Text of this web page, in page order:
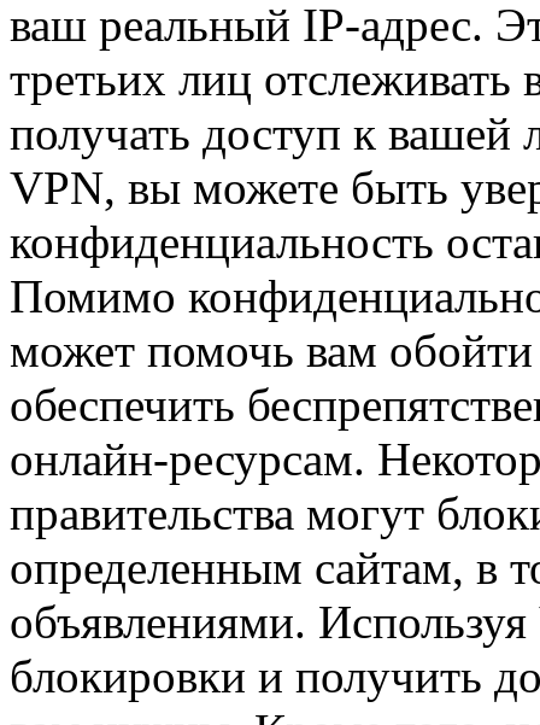
ваш реальный IP-адрес.
третьих лиц
получать доступ к
VPN, вы можете быть
конфиденциальность
Помимо
может помочь вам
обеспечить
онлайн-ресурсам.
правительства могут
определенным сайтам, в
объявлениями.
блокировки и получить